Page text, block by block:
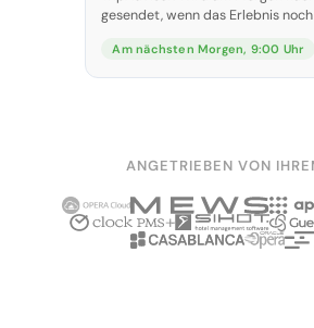
gesendet, wenn das Erlebnis
Am nächsten Morgen, 9:00 Uhr
ANGETRIEBEN VON